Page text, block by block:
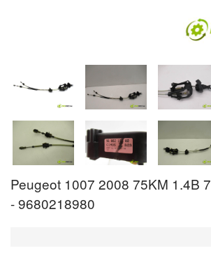
Peugeot 1007 2008 75KM 1.4B
- 9680218980